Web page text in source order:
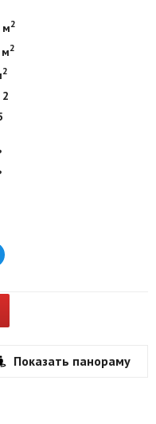
м2
м2
2
Показать панораму